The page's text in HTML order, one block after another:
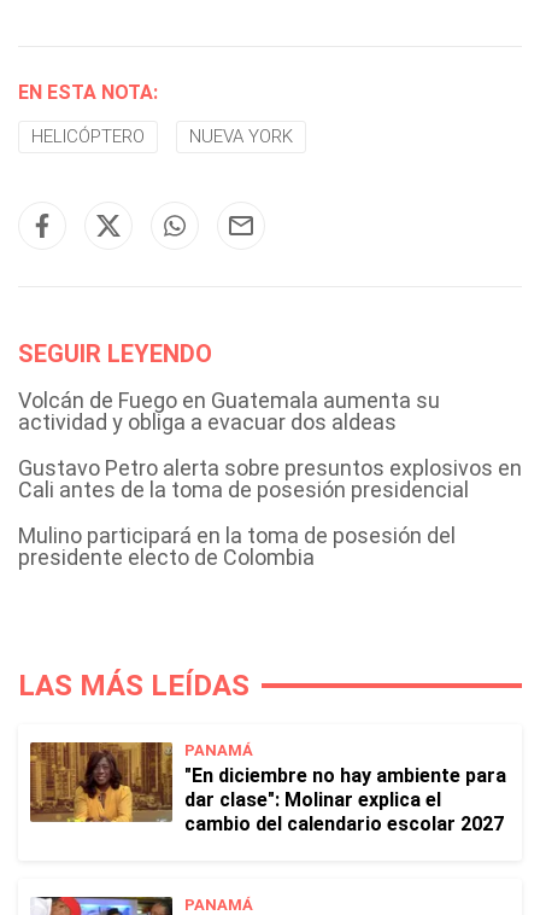
EN ESTA NOTA:
HELICÓPTERO NUEVA YORK
SEGUIR LEYENDO
Volcán de Fuego en Guatemala aumenta su
actividad y obliga a evacuar dos aldeas
Gustavo Petro alerta sobre presuntos explosivos en
Cali antes de la toma de posesión presidencial
Mulino participará en la toma de posesión del
presidente electo de Colombia
LAS MÁS LEÍDAS
PANAMÁ
"En diciembre no hay ambiente para
dar clase": Molinar explica el
cambio del calendario escolar 2027
PANAMÁ